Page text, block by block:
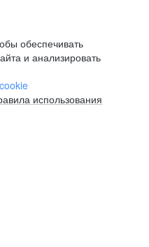
обеспечивать
и анализировать
использования